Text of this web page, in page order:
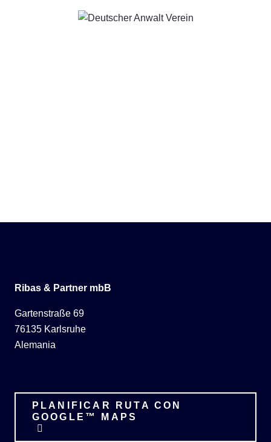
Ribas & Partner mbB
Gartenstraße 69
76135 Karlsruhe
Alemania
PLANIFICAR RUTA CON
GOOGLE™ MAPS